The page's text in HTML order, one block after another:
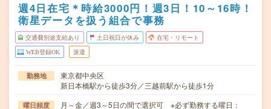
週4日在宅＊時給3000円！週3日！10～16時！
衛星データを扱う組合で事務
交通費別途支給あり 土日祝日が休み 在宅・リモート
WEB登録OK 派遣
勤務地
東京都中央区
新日本橋駅から徒歩3分／三越前駅から徒歩1分
曜日頻度
月～金／週3～5日の間で選択可 ※必ず勤務する曜日：